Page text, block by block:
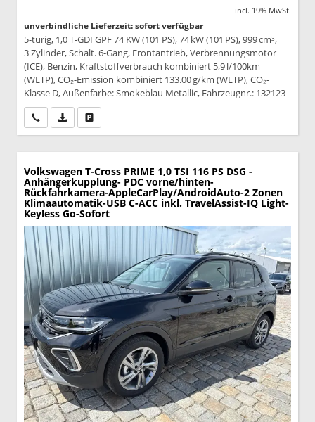
incl. 19% MwSt.
unverbindliche Lieferzeit: sofort verfügbar
5-türig, 1,0 T-GDI GPF 74 KW (101 PS), 74 kW (101 PS), 999 cm³,
3 Zylinder, Schalt. 6-Gang, Frontantrieb, Verbrennungsmotor
(ICE), Benzin, Kraftstoffverbrauch kombiniert 5,9 l/100km
(WLTP), CO₂-Emission kombiniert 133.00 g/km (WLTP), CO₂-
Klasse D, Außenfarbe: Smokeblau Metallic, Fahrzeugnr.: 132123
Wir rufen Sie anPDF-Datei, Fahrzeugexposé drucken
Volkswagen T-Cross PRIME 1,0 TSI 116 PS DSG -
Anhängerkupplung- PDC vorne/hinten-
Rückfahrkamera-AppleCarPlay/AndroidAuto-2 Zonen
Klimaautomatik-USB C-ACC inkl. TravelAssist-IQ Light-
Keyless Go-Sofort